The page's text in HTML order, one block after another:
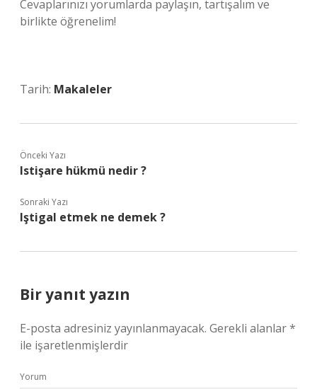
Cevaplarınızı yorumlarda paylaşın, tartışalım ve
birlikte öğrenelim!
Tarih: Makaleler
Önceki Yazı
Istişare hükmü nedir ?
Sonraki Yazı
Iştigal etmek ne demek ?
Bir yanıt yazın
E-posta adresiniz yayınlanmayacak. Gerekli alanlar*
ile işaretlenmişlerdir
Yorum